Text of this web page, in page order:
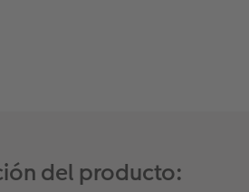
del producto: